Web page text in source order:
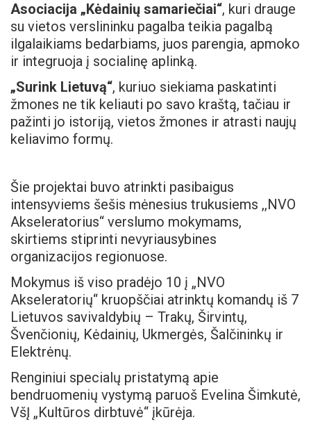
Asociacija „Kėdainių samariečiai“, kuri drauge
su vietos verslininku pagalba teikia pagalbą
ilgalaikiams bedarbiams, juos parengia, apmoko
ir integruoja į socialinę aplinką.
„Surink Lietuvą“, kuriuo siekiama paskatinti
žmones ne tik keliauti po savo kraštą, tačiau ir
pažinti jo istoriją, vietos žmones ir atrasti naujų
keliavimo formų.
Šie projektai buvo atrinkti pasibaigus
intensyviems šešis mėnesius trukusiems ,,NVO
Akseleratorius“ verslumo mokymams,
skirtiems stiprinti nevyriausybines
organizacijos regionuose.
Mokymus iš viso pradėjo 10 į „NVO
Akseleratorių“ kruopščiai atrinktų komandų iš 7
Lietuvos savivaldybių – Trakų, Širvintų,
Švenčionių, Kėdainių, Ukmergės, Šalčininkų ir
Elektrėnų.
Renginiui specialų pristatymą apie
bendruomenių vystymą paruoš Evelina Šimkutė,
VšĮ „Kultūros dirbtuvė“ įkūrėja.